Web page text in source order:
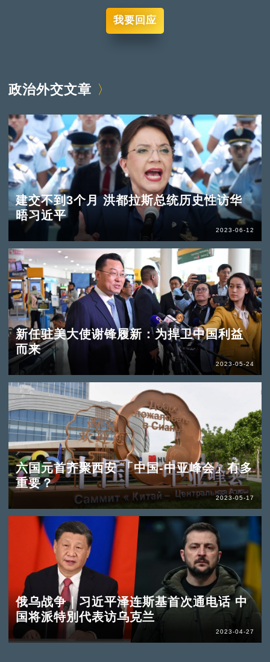
我要回应
政治外交文章
建交不到3个月 洪都拉斯总统历史性访华
晤习近平
2023-06-12
新任驻美大使谢锋履新：为捍卫中国利益
而来
2023-05-24
六国元首齐聚西安 「中国-中亚峰会」有多
重要？
2023-05-17
俄乌战争｜习近平泽连斯基首次通电话 中
国将派特別代表访乌克兰
2023-04-27